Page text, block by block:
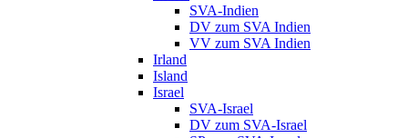
SVA-Indien
DV zum SVA Indien
VV zum SVA Indien
Irland
Island
Israel
SVA-Israel
DV zum SVA-Israel